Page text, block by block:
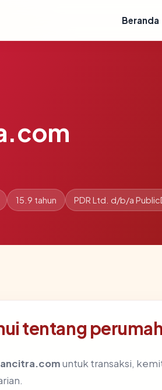
Beranda
15.9 tahun PDR Ltd. d/b/a
tentang
untuk transaksi,